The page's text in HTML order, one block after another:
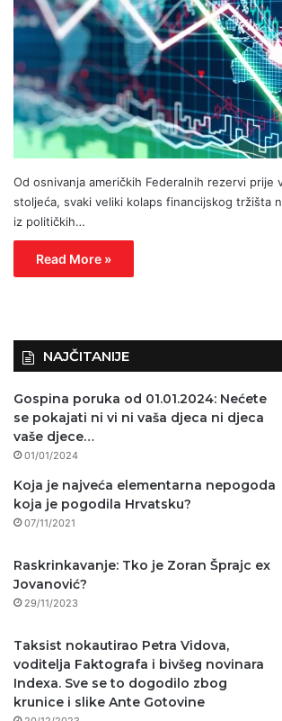
Od osnivanja američkih Federalnih rezervi prije
stoljeća, svaki veliki kolaps financijskog tržišta
iz političkih…
Read More »
NAJČITANIJE
Gospina poruka od 01.01.2024: Nećete
se pokajati ni vi ni vaša djeca ni djeca
vaše djece…
01/01/2024
Koja je najveća elementarna nepogoda
koja je pogodila Hrvatsku?
07/11/2021
Raskrinkavanje: Tko je Zoran Šprajc ex
Jovanović?
29/11/2023
Taksist nokautirao Petra Vidova,
voditelja Faktografa i bivšeg novinara
Indexa. Sve se to dogodilo zbog
krunice i slike Ante Gotovine